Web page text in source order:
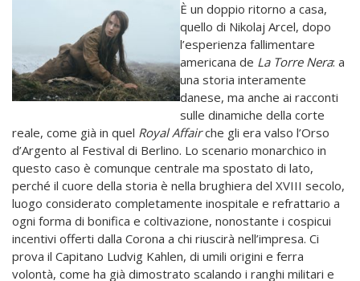
È un doppio ritorno a casa,
quello di Nikolaj Arcel, dopo
l’esperienza fallimentare
americana de La Torre Nera: a
una storia interamente
danese, ma anche ai racconti
sulle dinamiche della corte
reale, come già in quel Royal Affairche gli era valso l’Orso
d’Argento al Festival di Berlino. Lo scenario monarchico in
questo caso è comunque centrale ma spostato di lato,
perché il cuore della storia è nella brughiera del XVIII secolo,
luogo considerato completamente inospitale e refrattario a
ogni forma di bonifica e coltivazione, nonostante i cospicui
incentivi offerti dalla Corona a chi riuscirà nell’impresa. Ci
prova il Capitano Ludvig Kahlen, di umili origini e ferra
volontà, come ha già dimostrato scalando i ranghi militari e